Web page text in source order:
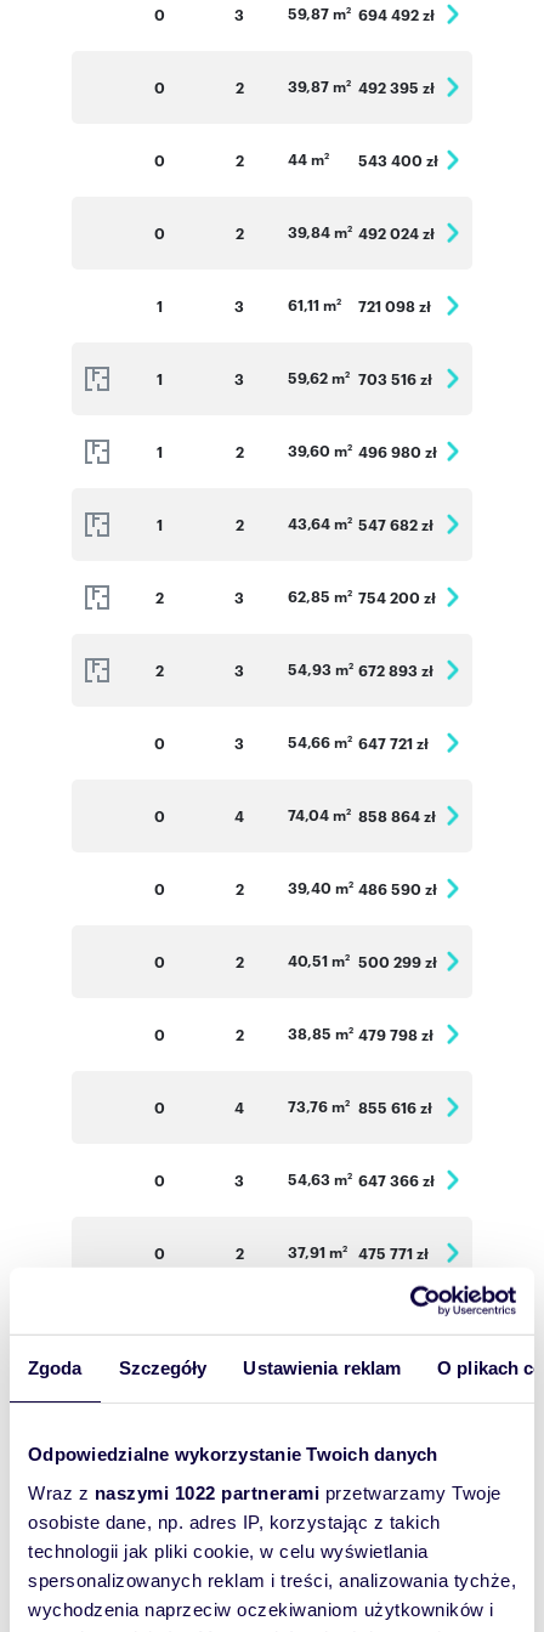
Zgoda Szczegóły Ustawienia reklam O plikach
Odpowiedzialne wykorzystanie Twoich danych
Wraz z naszymi 1022 partnerami przetwarzamy Twoje
osobiste dane, np. adres IP, korzystając z takich
technologii jak pliki cookie, w celu wyświetlania
spersonalizowanych reklam i treści, analizowania tychże,
wychodzenia naprzeciw oczekiwaniom użytkowników i
0 3 59,87 m2 694 492 zł
0 2 39,87 m2 492 395 zł
0 2 44 m2 543 400 zł
0 2 39,84 m2 492 024 zł
1 3 61,11 m2 721 098 zł
1 3 59,62 m2 703 516 zł
1 2 39,60 m2 496 980 zł
1 2 43,64 m2 547 682 zł
2 3 62,85 m2 754 200 zł
2 3 54,93 m2 672 893 zł
0 3 54,66 m2 647 721 zł
0 4 74,04 m2 858 864 zł
0 2 39,40 m2 486 590 zł
0 2 40,51 m2 500 299 zł
0 2 38,85 m2 479 798 zł
0 4 73,76 m2 855 616 zł
0 3 54,63 m2 647 366 zł
0 2 37,91 m2 475 771 zł
1 4 867 300 zł
3 653 351 zł
2 4 73,78 m 885 360 zł
2 4 73,50 m 882 000 zł